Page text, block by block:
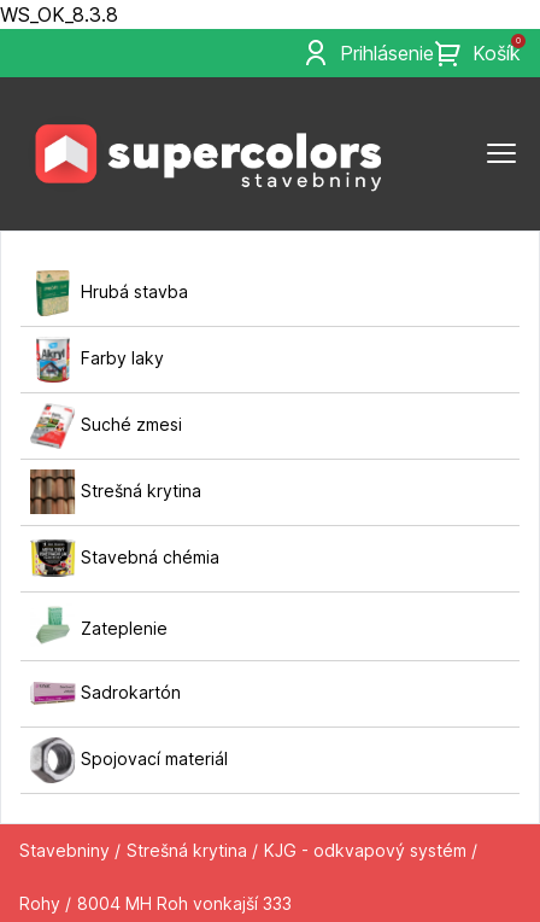
WS_OK_8.3.8
Prihlásenie
0
Košík
Hrubá stavba
Farby laky
Suché zmesi
Strešná krytina
Stavebná chémia
Zateplenie
Sadrokartón
Spojovací materiál
Stavebniny / Strešná krytina / KJG - odkvapový systém /
Rohy / 8004 MH Roh vonkajší 333